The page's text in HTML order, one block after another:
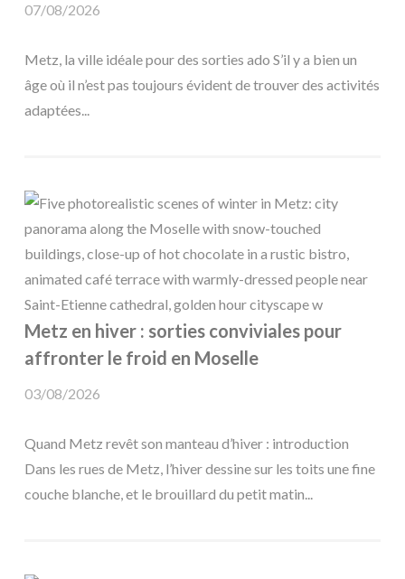
07/08/2026
Metz, la ville idéale pour des sorties ado S’il y a bien un
âge où il n’est pas toujours évident de trouver des activités
adaptées...
Metz en hiver : sorties conviviales pour
affronter le froid en Moselle
03/08/2026
Quand Metz revêt son manteau d’hiver : introduction
Dans les rues de Metz, l’hiver dessine sur les toits une fine
couche blanche, et le brouillard du petit matin...